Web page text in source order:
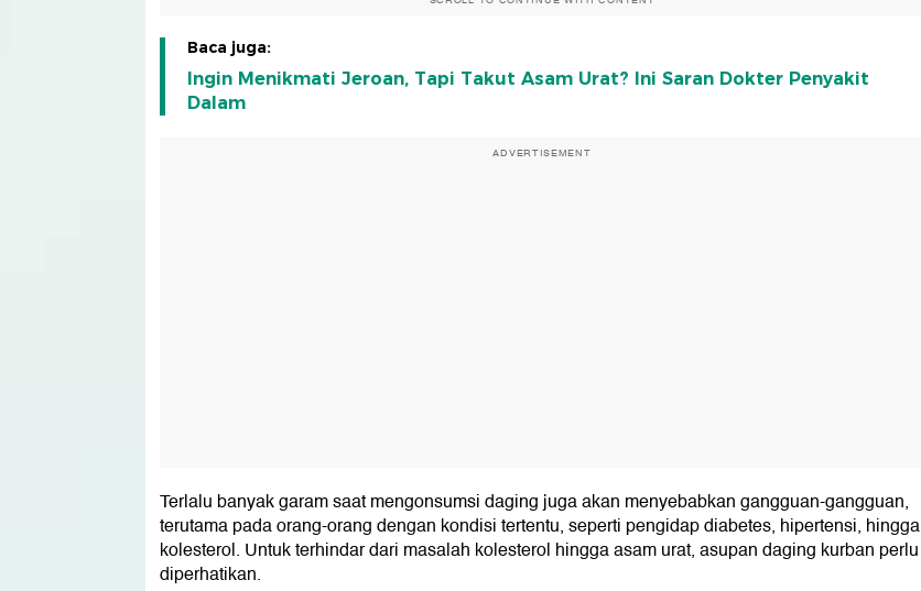
Baca juga:
Ingin Menikmati Jeroan, Tapi Takut Asam Urat? Ini Saran Dokter Penyakit
Dalam
ADVERTISEMENT
Terlalu banyak garam saat mengonsumsi daging juga akan menyebabkan gangguan-gangguan,
terutama pada orang-orang dengan kondisi tertentu, seperti pengidap diabetes, hipertensi, hingga
kolesterol. Untuk terhindar dari masalah kolesterol hingga asam urat, asupan daging kurban perlu
diperhatikan.